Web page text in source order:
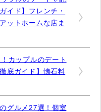
イド】フレンチ・
ットホームな店ま
カップルのデート
底ガイド】懐石料
グルメ27選！個室